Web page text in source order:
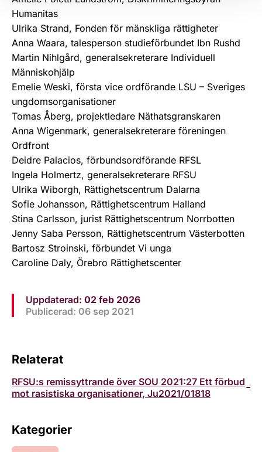
Humanitas
Ulrika Strand, Fonden för mänskliga rättigheter
Anna Waara, talesperson studieförbundet Ibn Rushd
Martin Nihlgård, generalsekreterare Individuell
Människohjälp
Emelie Weski, första vice ordförande LSU – Sveriges
ungdomsorganisationer
Tomas Åberg, projektledare Näthatsgranskaren
Anna Wigenmark, generalsekreterare föreningen
Ordfront
Deidre Palacios, förbundsordförande RFSL
Ingela Holmertz, generalsekreterare RFSU
Ulrika Wiborgh, Rättighetscentrum Dalarna
Sofie Johansson, Rättighetscentrum Halland
Stina Carlsson, jurist Rättighetscentrum Norrbotten
Jenny Saba Persson, Rättighetscentrum Västerbotten
Bartosz Stroinski, förbundet Vi unga
Caroline Daly, Örebro Rättighetscenter
Uppdaterad: 02 feb 2026
Publicerad: 06 sep 2021
Relaterat
RFSU:s remissyttrande över SOU 2021:27 Ett förbud
mot rasistiska organisationer, Ju2021/01818
Kategorier